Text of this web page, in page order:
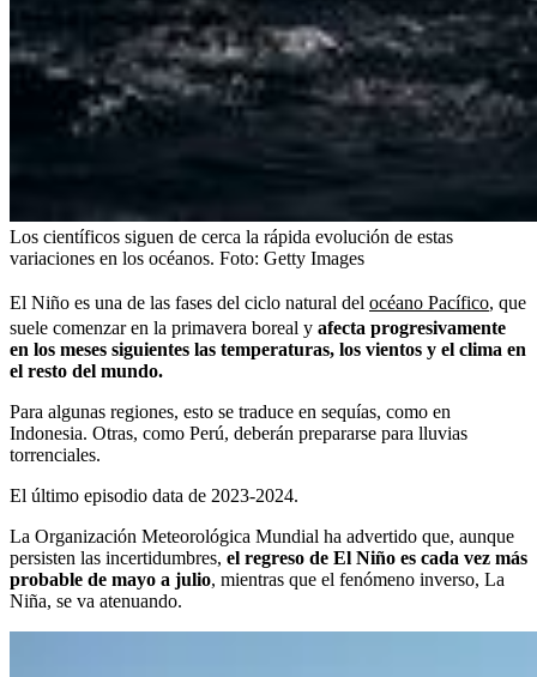
Los científicos siguen de cerca la rápida evolución de estas
variaciones en los océanos. Foto: Getty Images
El Niño es una de las fases del ciclo natural del océano Pacífico, que
suele comenzar en la primavera boreal y afecta progresivamente
en los meses siguientes las temperaturas, los vientos y el clima en
el resto del mundo.
Para algunas regiones, esto se traduce en sequías, como en
Indonesia. Otras, como Perú, deberán prepararse para lluvias
torrenciales.
El último episodio data de 2023-2024.
La Organización Meteorológica Mundial ha advertido que, aunque
persisten las incertidumbres, el regreso de El Niño es cada vez más
probable de mayo a julio, mientras que el fenómeno inverso, La
Niña, se va atenuando.